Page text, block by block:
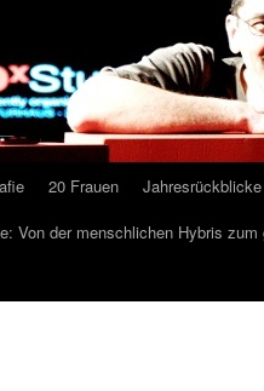
20 Frauen Jahresrückblicke
Von der menschlichen Hybris